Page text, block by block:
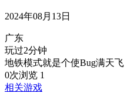
2024年08月13日
广东
玩过2分钟
地铁模式就是个使Bug满天飞
0次浏览 1
相关游戏